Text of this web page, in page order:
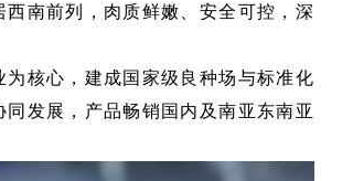
南前列，肉质鲜嫩、安全可控，深
为核心，建成国家级良种场与标准化
发展，产品畅销国内及南亚东南亚